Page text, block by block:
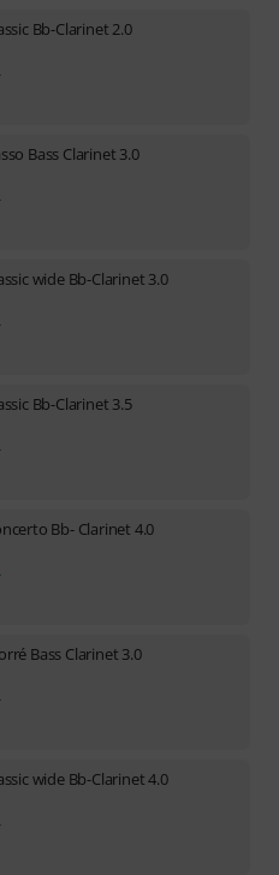
Bb-Clarinet 2.0
Bass Clarinet 3.0
wide Bb-Clarinet 3.0
Bb-Clarinet 3.5
Bb- Clarinet 4.0
Bass Clarinet 3.0
wide Bb-Clarinet 4.0